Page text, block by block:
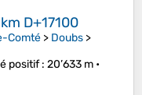
D+17100
Comté > Doubs >
positif: 20’633 m •